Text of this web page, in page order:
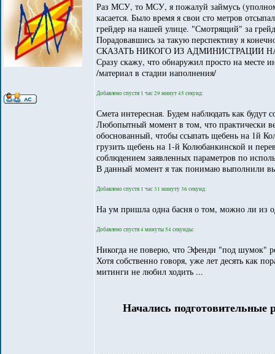
Раз МСУ, то МСУ, я пожалуй займусь
касается. Было время я свои сто метров
грейдер на нашей улице. "Смотрящий" за
Порадовавшись за такую перспективу я
СКАЗАТЬ НИКОГО ИЗ АДМИНИСТРАЦИИ
Сразу скажу, что обнаружил просто на месте
/материал в стадии наполнения/
Добавлено спустя 1 час 29 минут 45 секунд:
Смета интересная. Будем наблюдать как будут
Любопытный момент в том, что практически
обоснованный, чтобы ссыпать щебень на 1й
грузить щебень на 1-й Колюбанкинской и
соблюдением заявленных параметров по
В данный момент я так понимаю выполнили
Добавлено спустя 1 час 31 минуту 36 секунд:
На ум пришла одна басня о том, можно ли из
Добавлено спустя 4 минуты 54 секунды:
Никогда не поверю, что Эфенди "под шумок"
Хотя собственно говоря, уже лет десять как
митинги не любил ходить ...
Начались